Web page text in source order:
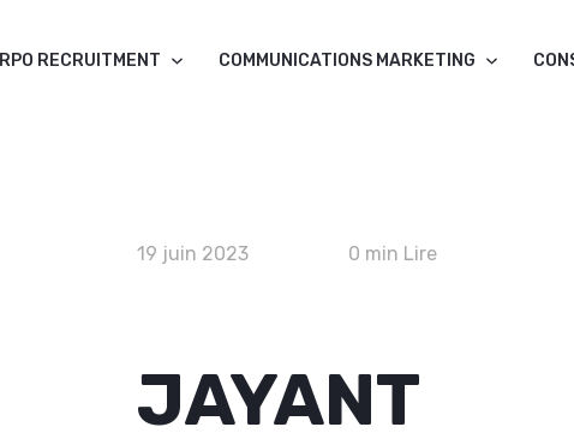
RPO RECRUITMENT COMMUNICATIONS MARKETING
19 juin 2023 0 min Lire
JAYANT